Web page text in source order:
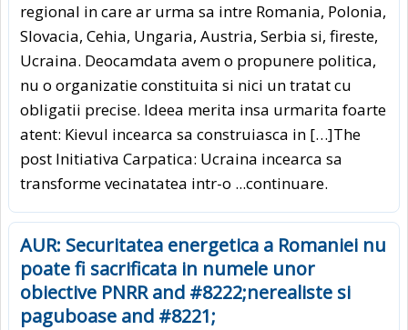
regional in care ar urma sa intre Romania, Polonia,
Slovacia, Cehia, Ungaria, Austria, Serbia si, fireste,
Ucraina. Deocamdata avem o propunere politica,
nu o organizatie constituita si nici un tratat cu
obligatii precise. Ideea merita insa urmarita foarte
atent: Kievul incearca sa construiasca in […]The
post Initiativa Carpatica: Ucraina incearca sa
transforme vecinatatea intr-o ...continuare.
AUR: Securitatea energetica a Romaniei nu
poate fi sacrificata in numele unor
obiective PNRR and #8222;nerealiste si
paguboase and #8221;